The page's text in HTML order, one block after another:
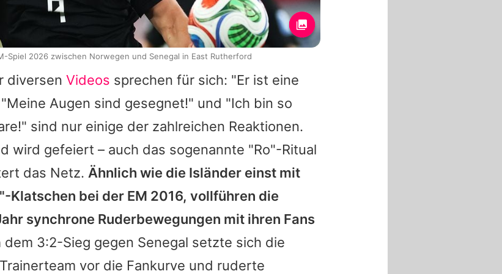
diversen Videos sprechen für sich: "Er ist eine
Augen sind gesegnet!" und "Ich bin so
sind nur einige der zahlreichen Reaktionen.
wird gefeiert – auch das sogenannte "Ro"-Ritual
das Netz. Ähnlich wie die Isländer einst mit
Klatschen bei der EM 2016, vollführen die
synchrone Ruderbewegungen mit ihren Fans
dem 3:2-Sieg gegen Senegal setzte sich die
vor die Fankurve und ruderte
Spiel 2026 zwischen Norwegen und Senegal in East Rutherford